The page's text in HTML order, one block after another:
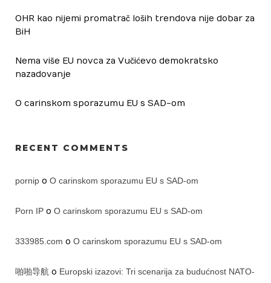
OHR kao nijemi promatrač loših trendova nije dobar za
BiH
Nema više EU novca za Vučićevo demokratsko
nazadovanje
O carinskom sporazumu EU s SAD-om
RECENT COMMENTS
pornip o O carinskom sporazumu EU s SAD-om
Porn IP o O carinskom sporazumu EU s SAD-om
333985.com o O carinskom sporazumu EU s SAD-om
啪啪导航 o Europski izazovi: Tri scenarija za budućnost NATO-